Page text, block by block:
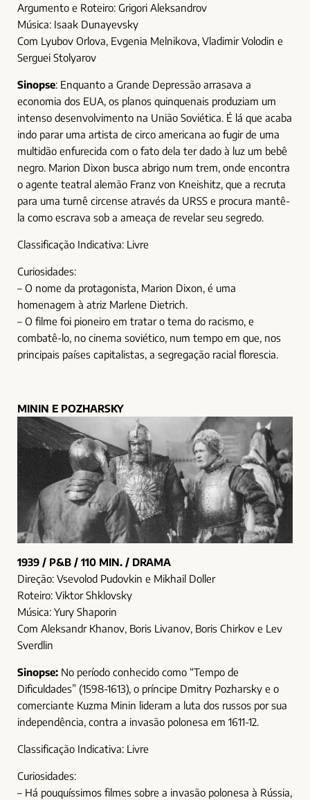
Argumento e Roteiro: Grigori Aleksandrov
Música: Isaak Dunayevsky
Com Lyubov Orlova, Evgenia Melnikova, Vladimir Volodin e
Serguei Stolyarov
Sinopse: Enquanto a Grande Depressão arrasava a
economia dos EUA, os planos quinquenais produziam um
intenso desenvolvimento na União Soviética. É lá que acaba
indo parar uma artista de circo americana ao fugir de uma
multidão enfurecida com o fato dela ter dado à luz um bebê
negro. Marion Dixon busca abrigo num trem, onde encontra
o agente teatral alemão Franz von Kneishitz, que a recruta
para uma turnê circense através da URSS e procura mantê-
la como escrava sob a ameaça de revelar seu segredo.
Classificação Indicativa: Livre
Curiosidades:
– O nome da protagonista, Marion Dixon, é uma
homenagem à atriz Marlene Dietrich.
– O filme foi pioneiro em tratar o tema do racismo, e
combatê-lo, no cinema soviético, num tempo em que, nos
principais países capitalistas, a segregação racial florescia.
MININ E POZHARSKY
1939 / P&B / 110 MIN. / DRAMA
Direção: Vsevolod Pudovkin e Mikhail Doller
Roteiro: Viktor Shklovsky
Música: Yury Shaporin
Com Aleksandr Khanov, Boris Livanov, Boris Chirkov e Lev
Sverdlin
Sinopse: No período conhecido como “Tempo de
Dificuldades” (1598-1613), o príncipe Dmitry Pozharsky e o
comerciante Kuzma Minin lideram a luta dos russos por sua
independência, contra a invasão polonesa em 1611-12.
Classificação Indicativa: Livre
Curiosidades:
– Há pouquíssimos filmes sobre a invasão polonesa à Rússia,